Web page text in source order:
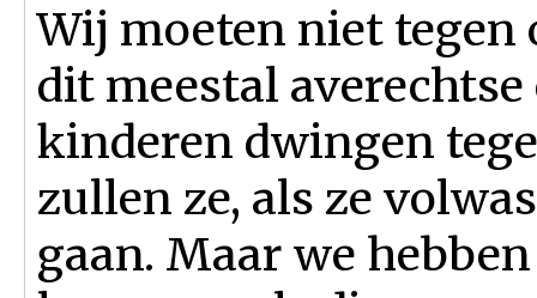
Wij moeten niet
dit meestal
kinderen dwingen
zullen ze, als ze
gaan. Maar we